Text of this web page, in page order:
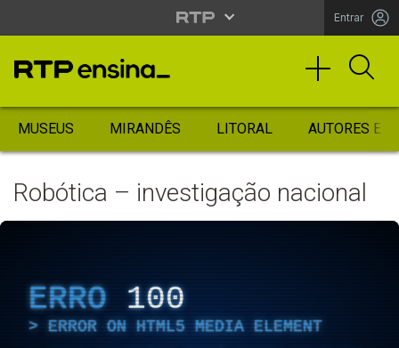
Entrar
MUSEUS MIRANDÊS LITORAL AUTORES
Robótica – investigação nacional
ERRO 100
ERROR ON HTML5 MEDIA ELEMENT